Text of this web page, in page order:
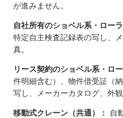
が進みません。
自社所有のショベル系・ローラ
特定自主検査記録表の写し、
真。
リース契約のショベル系・ロ
件明細含む）、物件借受証（
写し、メーカーカタログ、外
移動式クレーン（共通）：
自